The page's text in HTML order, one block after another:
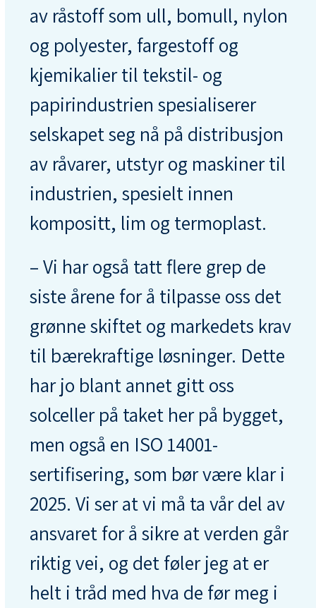
av råstoff som ull, bomull, nylon
og polyester, fargestoff og
kjemikalier til tekstil- og
papirindustrien spesialiserer
selskapet seg nå på distribusjon
av råvarer, utstyr og maskiner til
industrien, spesielt innen
kompositt, lim og termoplast.
– Vi har også tatt flere grep de
siste årene for å tilpasse oss det
grønne skiftet og markedets krav
til bærekraftige løsninger. Dette
har jo blant annet gitt oss
solceller på taket her på bygget,
men også en ISO 14001-
sertifisering, som bør være klar i
2025. Vi ser at vi må ta vår del av
ansvaret for å sikre at verden går
riktig vei, og det føler jeg at er
helt i tråd med hva de før meg i